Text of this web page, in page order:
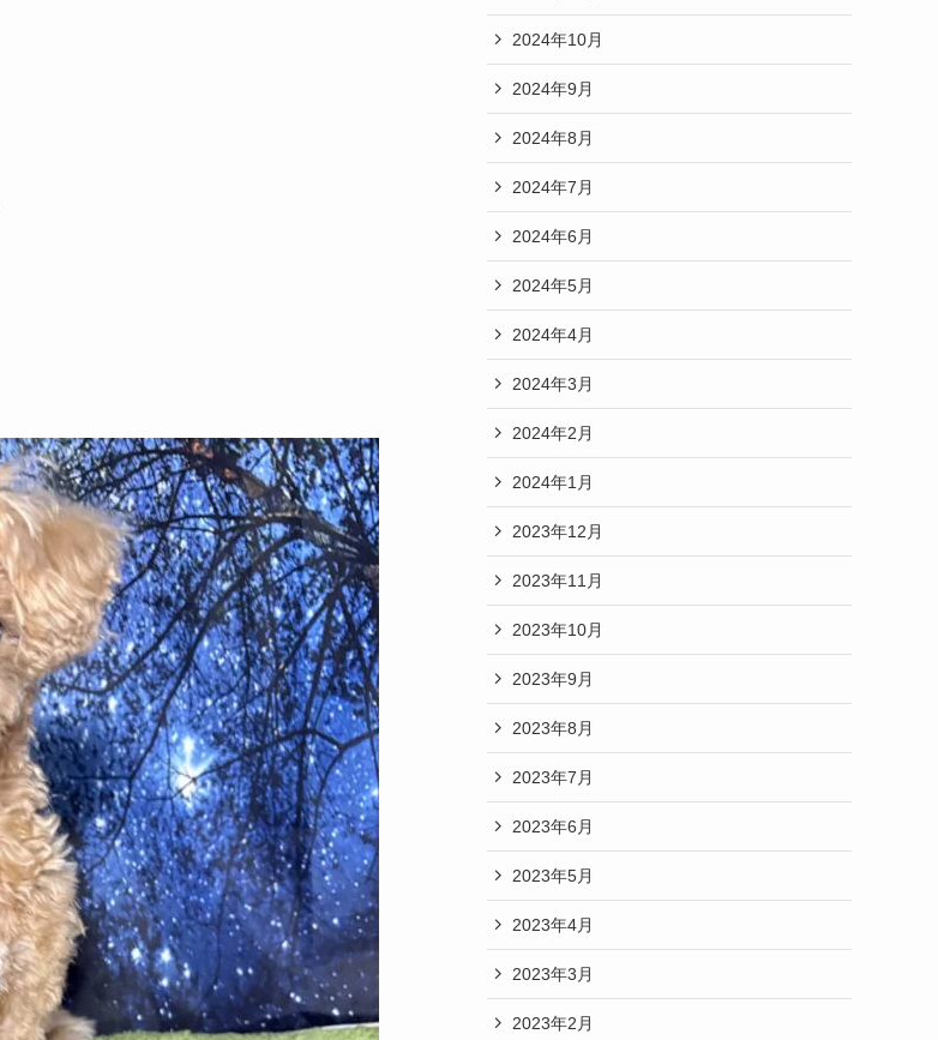
2024年10月
2024年9月
2024年8月
2024年7月
2024年6月
2024年5月
2024年4月
2024年3月
2024年2月
2024年1月
2023年12月
2023年11月
2023年10月
2023年9月
2023年8月
2023年7月
2023年6月
2023年5月
2023年4月
2023年3月
2023年2月